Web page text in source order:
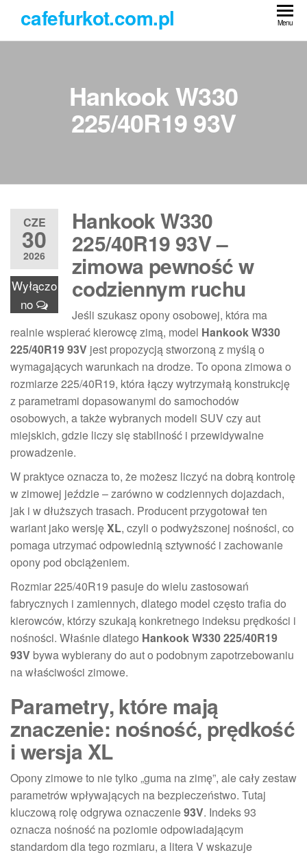
treści
cafefurkot.com.pl Menu
Hankook W330
225/40R19 93V
CZE
30
2026
Wyłączo
no
Hankook W330
225/40R19 93V –
zimowa pewność w
codziennym ruchu
Jeśli szukasz opony osobowej, która ma
realnie wspierać kierowcę zimą, model Hankook W330
225/40R19 93V jest propozycją stworzoną z myślą o
wymagających warunkach na drodze. To opona zimowa o
rozmiarze 225/40R19, która łączy wytrzymałą konstrukcję
z parametrami dopasowanymi do samochodów
osobowych, a także wybranych modeli SUV czy aut
miejskich, gdzie liczy się stabilność i przewidywalne
prowadzenie.
W praktyce oznacza to, że możesz liczyć na dobrą kontrolę
w zimowej jeździe – zarówno w codziennych dojazdach,
jak i w dłuższych trasach. Producent przygotował ten
wariant jako wersjęXL, czyli o podwyższonej nośności, co
pomaga utrzymać odpowiednią sztywność i zachowanie
opony pod obciążeniem.
Rozmiar 225/40R19 pasuje do wielu zastosowań
fabrycznych i zamiennych, dlatego model często trafia do
kierowców, którzy szukają konkretnego indeksu prędkości i
nośności. Właśnie dlatego Hankook W330 225/40R19
93V bywa wybierany do aut o podobnym zapotrzebowaniu
na właściwości zimowe.
Parametry, które mają
znaczenie: nośność, prędkość
i wersja XL
Opony zimowe to nie tylko „guma na zimę”, ale cały zestaw
parametrów wpływających na bezpieczeństwo. Tutaj
kluczową rolę odgrywa oznaczenie93V. Indeks 93
oznacza nośność na poziomie odpowiadającym
standardom dla tego rozmiaru, a litera V wskazuje